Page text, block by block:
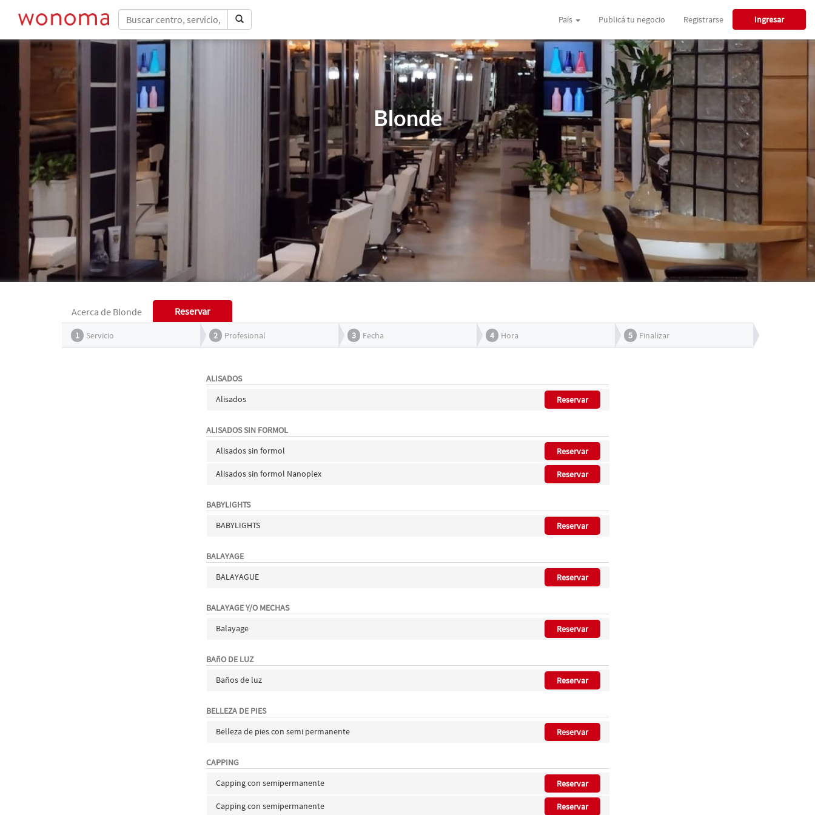
País Publicá tu negocio Registrarse Ingresar
Blonde
Acerca de Blonde Reservar
1 Servicio 2 Profesional 3 Fecha 4 Hora 5 Finalizar
ALISADOS
Alisados
Reservar
ALISADOS SIN FORMOL
Alisados sin formol
Reservar
Alisados sin formol Nanoplex Reservar
BABYLIGHTS
BABYLIGHTS
Reservar
BALAYAGE
BALAYAGUE
Reservar
BALAYAGE Y/O MECHAS
Balayage
Reservar
BAñO DE LUZ
Baños de luz
Reservar
BELLEZA DE PIES
Belleza de pies con semi permanente
Reservar
CAPPING
Capping con semipermanente
Reservar
Capping con semipermanente Reservar